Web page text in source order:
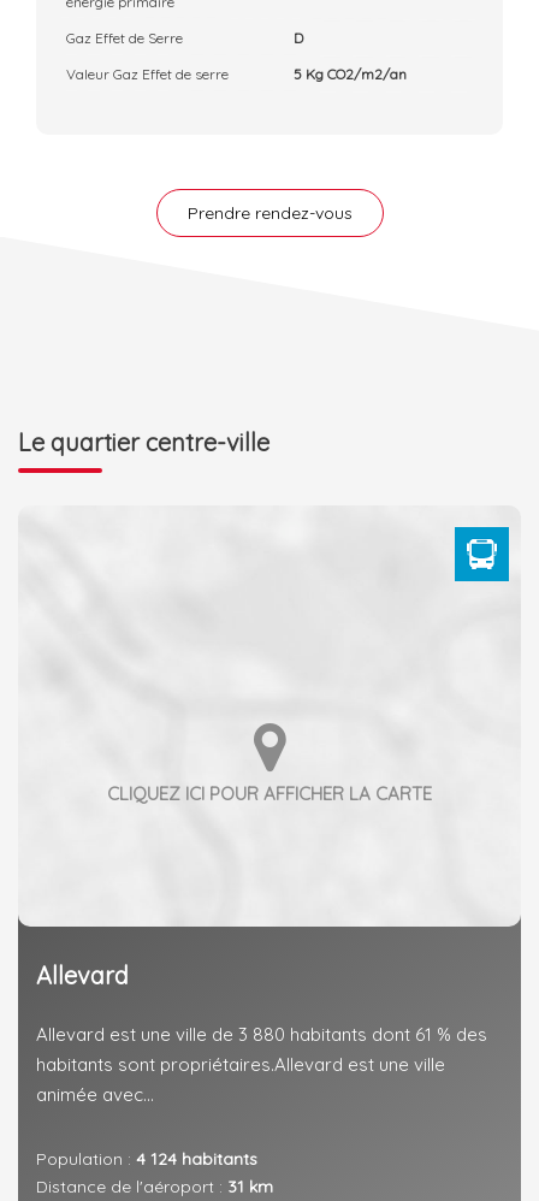
Gaz Effet de Serre
D
Valeur Gaz Effet de serre
5 Kg CO2/m2/an
Prendre rendez-vous
Le quartier centre-ville
Allevard
Allevard est une ville de 3 880 habitants dont 61 % des
habitants sont propriétaires.Allevard est une ville
animée avec...
Population : 4 124 habitants
Distance de l'aéroport : 31 km